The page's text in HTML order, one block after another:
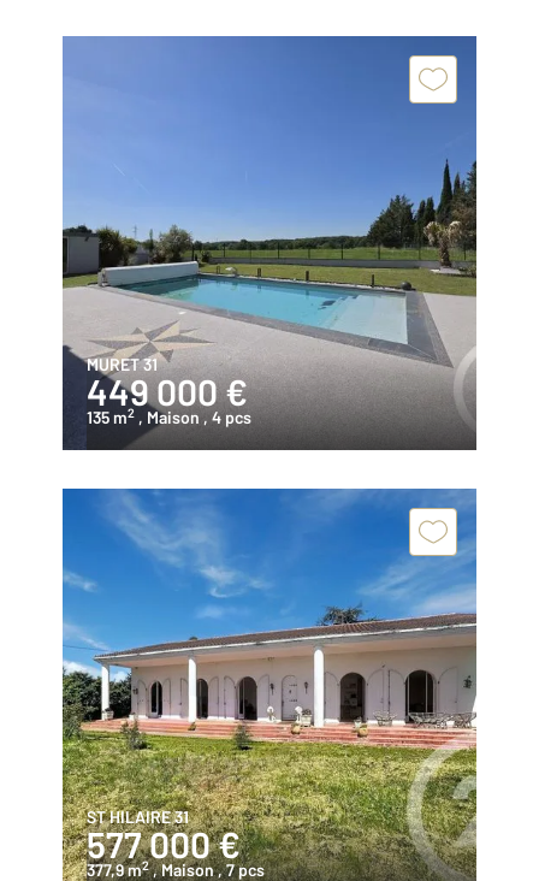
MURET 31
449 000 €
135 m2 , Maison , 4 pcs
ST HILAIRE 31
577 000 €
377,9 m2 , Maison, 7 pcs